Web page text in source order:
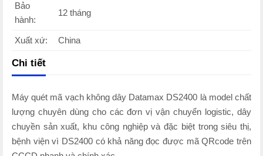
Bảo
hành:
12 tháng
Xuất xứ: China
Chi tiết
Máy quét mã vạch không dây Datamax DS2400 là model chất
lượng chuyên dùng cho các đơn vị vận chuyển logistic, dây
chuyền sản xuất, khu công nghiệp và đặc biệt trong siêu thị,
bệnh viện vì DS2400 có khả năng đọc được mã QRcode trên